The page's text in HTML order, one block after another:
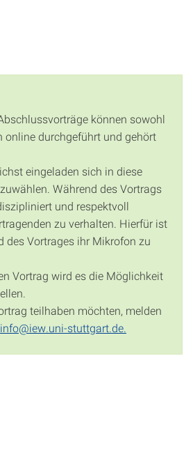
können sowohl
online durchgeführt und gehört
eingeladen sich in diese
Während des Vortrags
und respektvoll
zu verhalten. Hierfür ist
des Vortrages ihr Mikrofon zu
Vortrag wird es die Möglichkeit
teilhaben möchten, melden
info@iew.uni-stuttgart.de.